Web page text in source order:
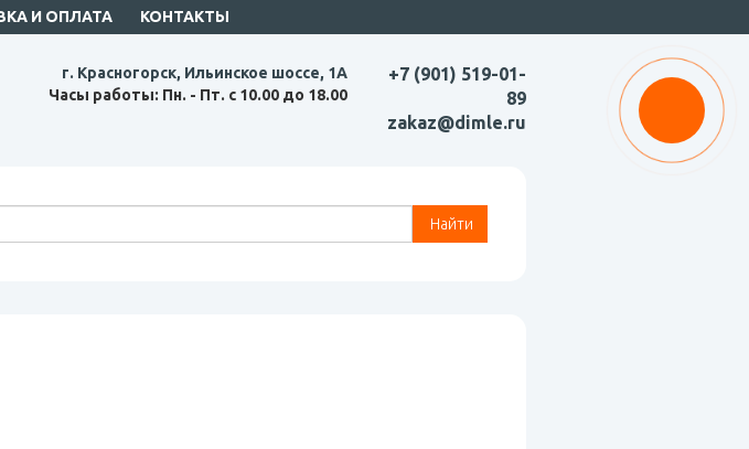
И ОПЛАТА КОНТАКТЫ
г. Красногорск, Ильинское шоссе, 1А
Часы работы: Пн. - Пт. с 10.00 до 18.00
+7 (901) 519-01-
89
zakaz@dimle.ru
Найти